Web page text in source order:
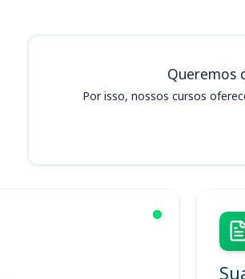
Queremos
Por isso, nossos cursos